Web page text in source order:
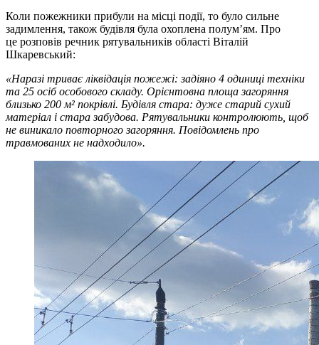
Коли пожежники прибули на місці події, то було сильне
задимлення, також будівля була охоплена полум’ям. Про
це розповів речник рятувальників області Віталій
Шкаревський:
«Наразі триває ліквідація пожежі: задіяно 4 одиниці техніки
та 25 осіб особового складу. Орієнтовна площа загоряння
близько 200 м² покрівлі. Будівля стара: дуже старий сухий
матеріал і стара забудова. Рятувальники контролюють, щоб
не виникало повторного загоряння. Повідомлень про
травмованих не надходило».